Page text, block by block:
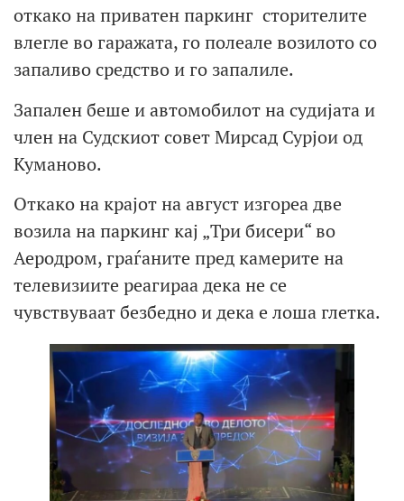
откако на приватен паркинг сторителите
влегле во гаражата, го полеале возилото со
запаливо средство и го запалиле.
Запален беше и автомобилот на судијата и
член на Судскиот совет Мирсад Сурјои од
Куманово.
Откако на крајот на август изгореа две
возила на паркинг кај „Три бисери“ во
Аеродром, граѓаните пред камерите на
телевизиите реагираа дека не се
чувствуваат безбедно и дека е лоша глетка.